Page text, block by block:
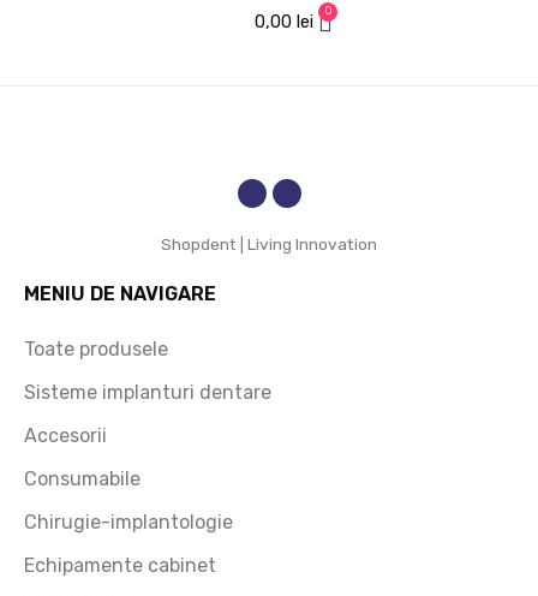
Recom
încred
0,00 lei
0
Shopdent | Living Innovation
MENIU DE NAVIGARE
Toate produsele
Sisteme implanturi dentare
Accesorii
Consumabile
Chirugie-implantologie
Echipamente cabinet